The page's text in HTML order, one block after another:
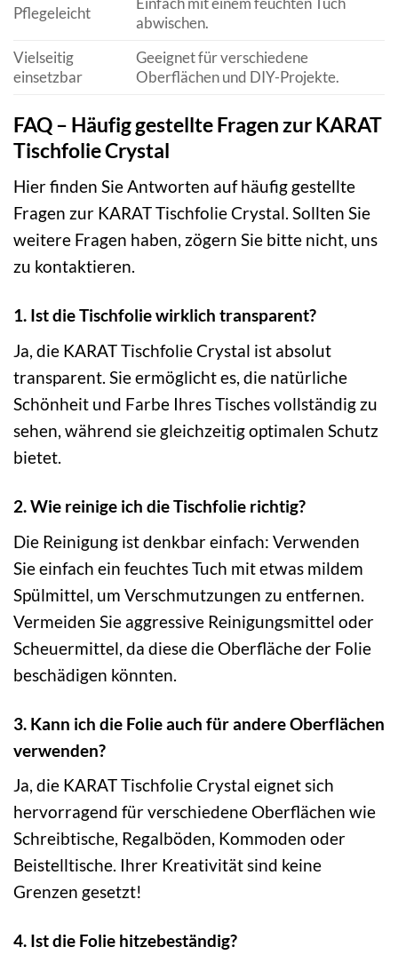
Pflegeleicht
abwischen.
Vielseitig
einsetzbar
Geeignet für verschiedene
Oberflächen und DIY-Projekte.
FAQ – Häufig gestellte Fragen zur KARAT
Tischfolie Crystal
Hier finden Sie Antworten auf häufig gestellte
Fragen zur KARAT Tischfolie Crystal. Sollten Sie
weitere Fragen haben, zögern Sie bitte nicht, uns
zu kontaktieren.
1. Ist die Tischfolie wirklich transparent?
Ja, die KARAT Tischfolie Crystal ist absolut
transparent. Sie ermöglicht es, die natürliche
Schönheit und Farbe Ihres Tisches vollständig zu
sehen, während sie gleichzeitig optimalen Schutz
bietet.
2. Wie reinige ich die Tischfolie richtig?
Die Reinigung ist denkbar einfach: Verwenden
Sie einfach ein feuchtes Tuch mit etwas mildem
Spülmittel, um Verschmutzungen zu entfernen.
Vermeiden Sie aggressive Reinigungsmittel oder
Scheuermittel, da diese die Oberfläche der Folie
beschädigen könnten.
3. Kann ich die Folie auch für andere Oberflächen
verwenden?
Ja, die KARAT Tischfolie Crystal eignet sich
hervorragend für verschiedene Oberflächen wie
Schreibtische, Regalböden, Kommoden oder
Beistelltische. Ihrer Kreativität sind keine
Grenzen gesetzt!
4. Ist die Folie hitzebeständig?